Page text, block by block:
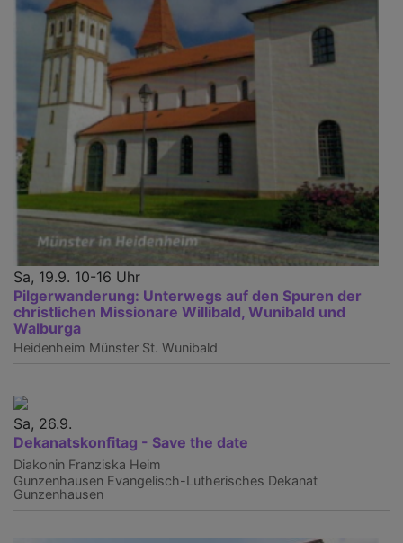
Sa, 19.9. 10-16 Uhr
Pilgerwanderung: Unterwegs auf den Spuren der
christlichen Missionare Willibald, Wunibald und
Walburga
Heidenheim Münster St. Wunibald
Sa, 26.9.
Dekanatskonfitag - Save the date
Diakonin Franziska Heim
Gunzenhausen Evangelisch-Lutherisches Dekanat
Gunzenhausen